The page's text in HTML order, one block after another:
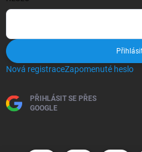
Nová registraceZapomenuté heslo
PŘIHLÁSIT SE PŘES
GOOGLE